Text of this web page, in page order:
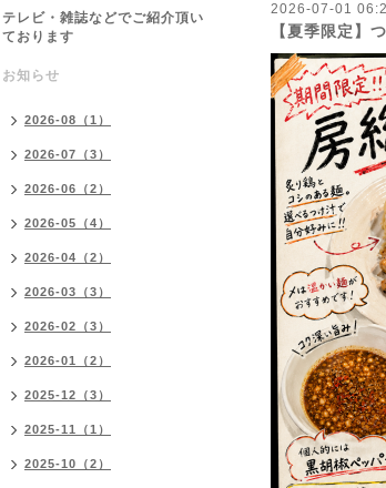
2026-07-01
【夏季限定】
テレビ・雑誌などでご紹介頂い
ております
お知らせ
2026-08（1）
2026-07（3）
2026-06（2）
2026-05（4）
2026-04（2）
2026-03（3）
2026-02（3）
2026-01（2）
2025-12（3）
2025-11（1）
2025-10（2）